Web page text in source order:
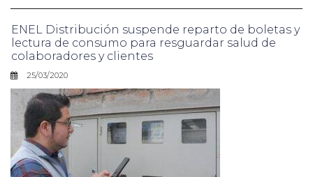
ENEL Distribución suspende reparto de boletas y
lectura de consumo para resguardar salud de
colaboradores y clientes
25/03/2020